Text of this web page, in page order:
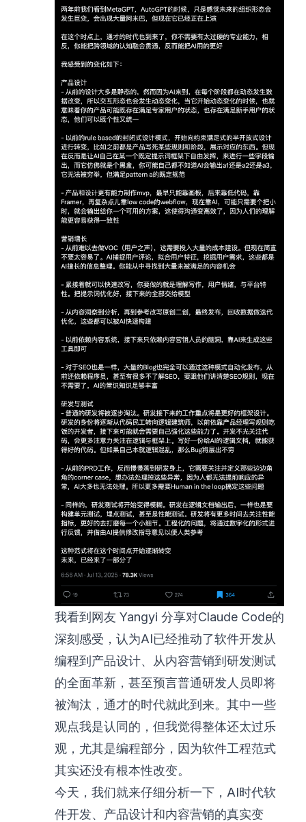
我看到网友 Yangyi 分享对Claude Code的
深刻感受，认为AI已经推动了软件开发从
编程到产品设计、从内容营销到研发测试
的全面革新，甚至预言普通研发人员即将
被淘汰，通才的时代就此到来。其中一些
观点我是认同的，但我觉得整体还太过乐
观，尤其是编程部分，因为软件工程范式
其实还没有根本性改变。
今天，我们就来仔细分析一下，AI时代软
件开发、产品设计和内容营销的真实变